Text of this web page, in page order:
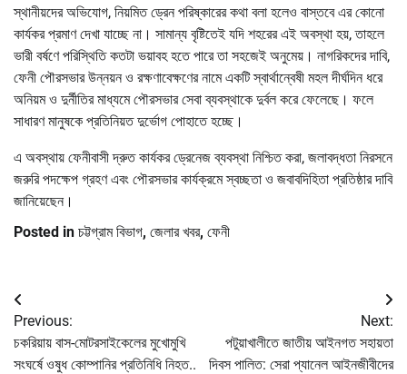
স্থানীয়দের অভিযোগ, নিয়মিত ড্রেন পরিষ্কারের কথা বলা হলেও বাস্তবে এর কোনো
কার্যকর প্রমাণ দেখা যাচ্ছে না। সামান্য বৃষ্টিতেই যদি শহরের এই অবস্থা হয়, তাহলে
ভারী বর্ষণে পরিস্থিতি কতটা ভয়াবহ হতে পারে তা সহজেই অনুমেয়। নাগরিকদের দাবি,
ফেনী পৌরসভার উন্নয়ন ও রক্ষণাবেক্ষণের নামে একটি স্বার্থান্বেষী মহল দীর্ঘদিন ধরে
অনিয়ম ও দুর্নীতির মাধ্যমে পৌরসভার সেবা ব্যবস্থাকে দুর্বল করে ফেলেছে। ফলে
সাধারণ মানুষকে প্রতিনিয়ত দুর্ভোগ পোহাতে হচ্ছে।
এ অবস্থায় ফেনীবাসী দ্রুত কার্যকর ড্রেনেজ ব্যবস্থা নিশ্চিত করা, জলাবদ্ধতা নিরসনে
জরুরি পদক্ষেপ গ্রহণ এবং পৌরসভার কার্যক্রমে স্বচ্ছতা ও জবাবদিহিতা প্রতিষ্ঠার দাবি
জানিয়েছেন।
Posted in চট্টগ্রাম বিভাগ, জেলার খবর, ফেনী
Post
navigation
Previous:
চকরিয়ায় বাস-মোটরসাইকেলের মুখোমুখি
সংঘর্ষে ওষুধ কোম্পানির প্রতিনিধি নিহত..
Next:
পটুয়াখালীতে জাতীয় আইনগত সহায়তা
দিবস পালিত: সেরা প্যানেল আইনজীবীদের